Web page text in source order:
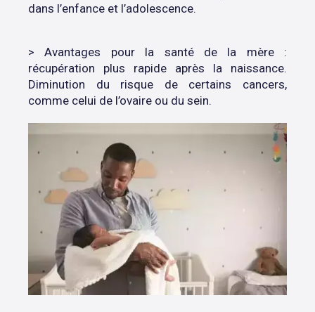
dans l’enfance et l’adolescence.
> Avantages pour la santé de la mère :
récupération plus rapide après la naissance.
Diminution du risque de certains cancers,
comme celui de l’ovaire ou du sein.